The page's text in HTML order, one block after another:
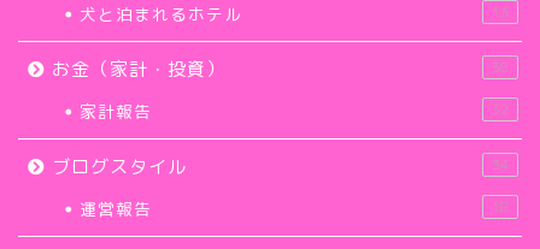
犬と泊まれるホテル 13
お金（家計・投資） 38
家計報告 32
ブログスタイル 34
運営報告 18